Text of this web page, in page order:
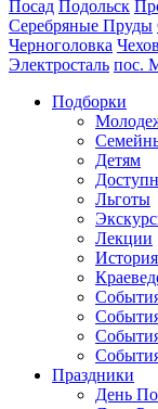
Посад Подольск
Серебряные Пруды
Черноголовка Чехов
Электросталь пос.
Подборки
Детям
Льготы
Лекции
История
Праздники
День